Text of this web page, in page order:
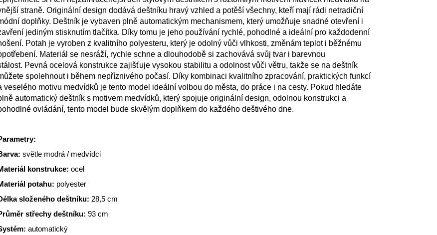
straně. Originální design dodává deštníku hravý vzhled a potěší všechny, kteří mají rádi netradiční
doplňky. Deštník je vybaven plně automatickým mechanismem, který umožňuje snadné otevření i
jediným stisknutím tlačítka. Díky tomu je jeho používání rychlé, pohodlné a ideální pro každodenní
Potah je vyroben z kvalitního polyesteru, který je odolný vůči vlhkosti, změnám teplot i běžnému
Materiál se nesráží, rychle schne a dlouhodobě si zachovává svůj tvar i barevnou
Pevná ocelová konstrukce zajišťuje vysokou stabilitu a odolnost vůči větru, takže se na deštník
spolehnout i během nepříznivého počasí. Díky kombinaci kvalitního zpracování, praktických funkcí
veselého motivu medvídků je tento model ideální volbou do města, do práce i na cesty. Pokud hledáte
automatický deštník s motivem medvídků, který spojuje originální design, odolnou konstrukci a
ovládání, tento model bude skvělým doplňkem do každého deštivého dne.
světle modrá / medvídci
konstrukce: ocel
potahu: polyester
složeného deštníku: 28,5 cm
střechy deštníku: 93 cm
automatický